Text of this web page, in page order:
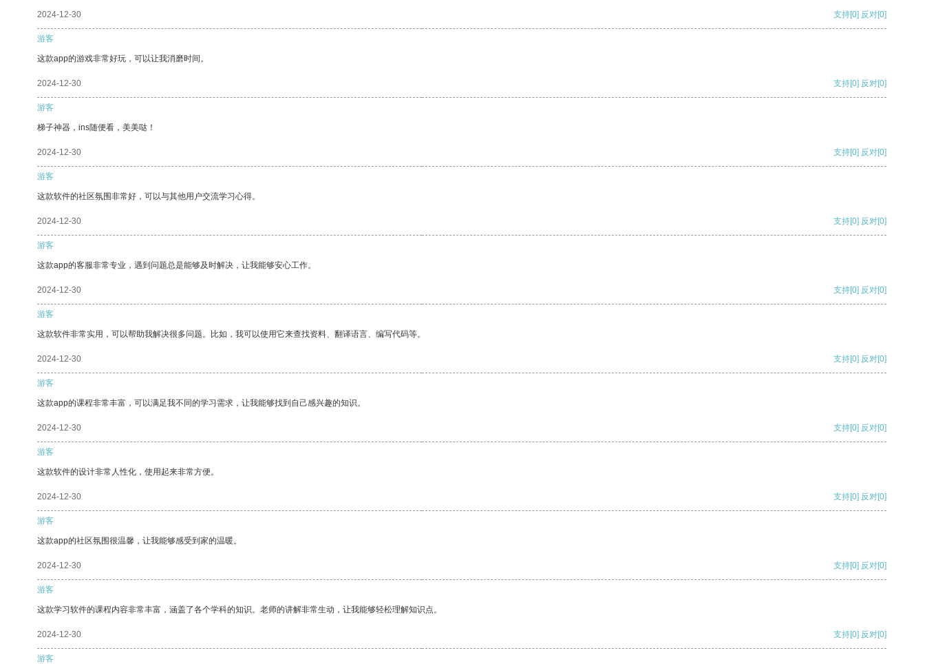
2024-12-30 支持[0] 反对[0]
游客
这款app的游戏非常好玩，可以让我消磨时间。
2024-12-30 支持[0] 反对[0]
游客
梯子神器，ins随便看，美美哒！
2024-12-30 支持[0] 反对[0]
游客
这款软件的社区氛围非常好，可以与其他用户交流学习心得。
2024-12-30 支持[0] 反对[0]
游客
这款app的客服非常专业，遇到问题总是能够及时解决，让我能够安心工作。
2024-12-30 支持[0] 反对[0]
游客
这款软件非常实用，可以帮助我解决很多问题。比如，我可以使用它来查找资料、翻译语言、编写代码等。
2024-12-30 支持[0] 反对[0]
游客
这款app的课程非常丰富，可以满足我不同的学习需求，让我能够找到自己感兴趣的知识。
2024-12-30 支持[0] 反对[0]
游客
这款软件的设计非常人性化，使用起来非常方便。
2024-12-30 支持[0] 反对[0]
游客
这款app的社区氛围很温馨，让我能够感受到家的温暖。
2024-12-30 支持[0] 反对[0]
游客
这款学习软件的课程内容非常丰富，涵盖了各个学科的知识。老师的讲解非常生动，让我能够轻松理解知识点。
2024-12-30 支持[0] 反对[0]
游客